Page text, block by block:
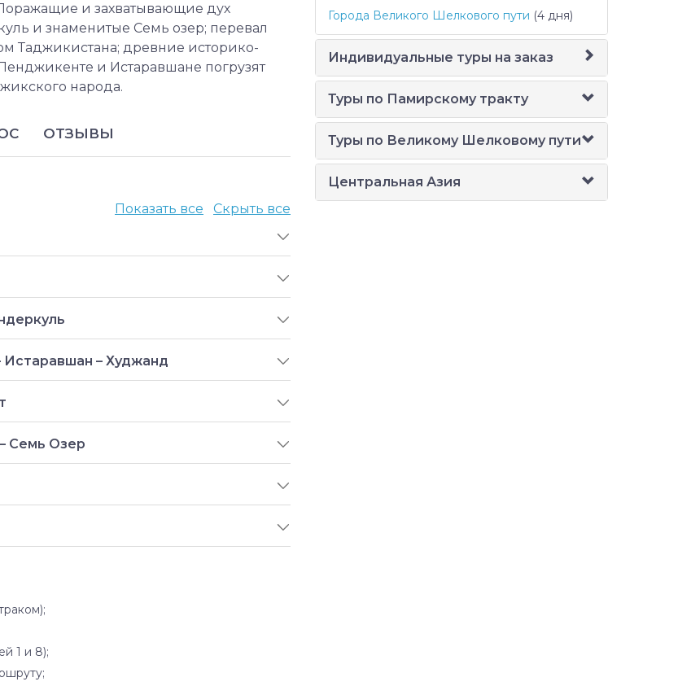
и захватывающие дух
и знаменитые Семь озер; перевал
Таджикистана; древние историко-
и Истаравшане погрузят
народа.
ОТЗЫВЫ
Показать все
Скрыть все
– Худжанд
Семь Озер
1 и 8);
Города Великого Шелкового пути (4 дня)
Индивидуальные туры на заказ
Туры по Памирскому тракту
Туры по Великому Шелковому пути
Центральная Азия